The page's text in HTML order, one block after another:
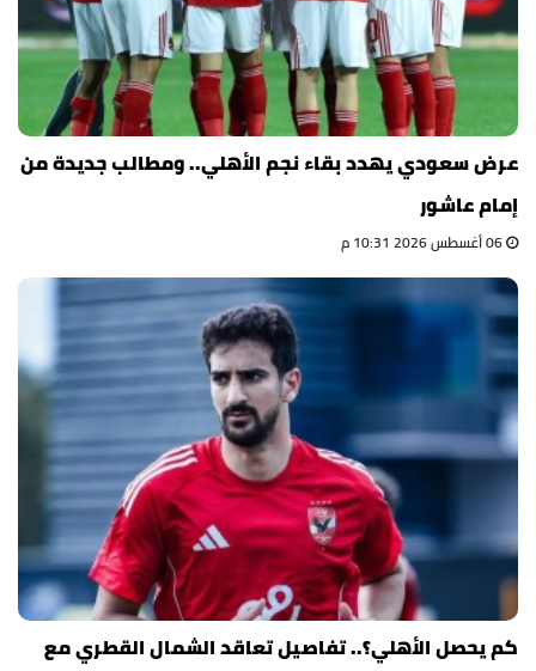
عرض سعودي يهدد بقاء نجم الأهلي.. ومطالب جديدة من
إمام عاشور
كم يحصل الأهلي؟.. تفاصيل تعاقد الشمال القطري مع